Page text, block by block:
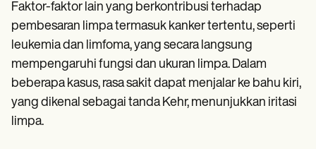
Faktor-faktor lain yang berkontribusi terhadap
pembesaran limpa termasuk kanker tertentu, seperti
leukemia dan limfoma, yang secara langsung
mempengaruhi fungsi dan ukuran limpa. Dalam
beberapa kasus, rasa sakit dapat menjalar ke bahu kiri,
yang dikenal sebagai tanda Kehr, menunjukkan iritasi
limpa.